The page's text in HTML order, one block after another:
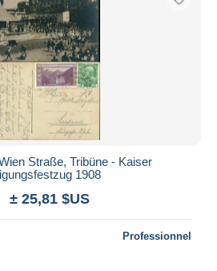
Straße, Tribüne - Kaiser
1908
± 25,81 $US
Professionnel